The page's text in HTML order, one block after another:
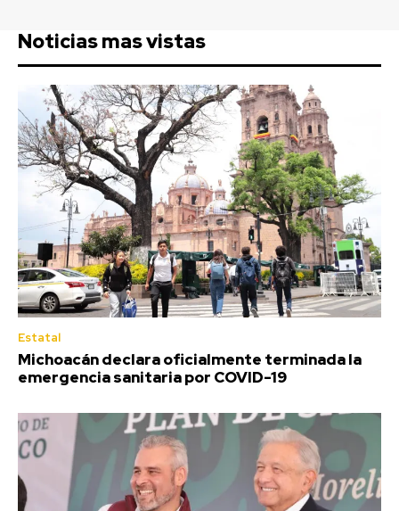
Noticias mas vistas
Estatal
Michoacán declara oficialmente terminada la
emergencia sanitaria por COVID-19